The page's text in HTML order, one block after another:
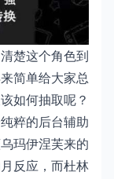
楚这个角色到
简单给大家总
如何抽取呢？
粹的后台辅助
玛伊涅芙来的
反应，而杜林